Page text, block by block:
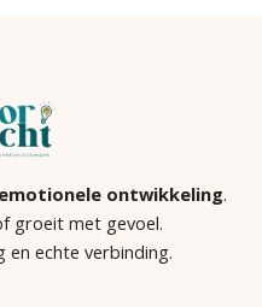
ontwikkeling.
groeit met gevoel.
echte verbinding.